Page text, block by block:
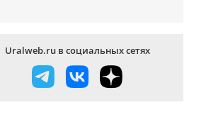
Uralweb.ru в социальных сетях